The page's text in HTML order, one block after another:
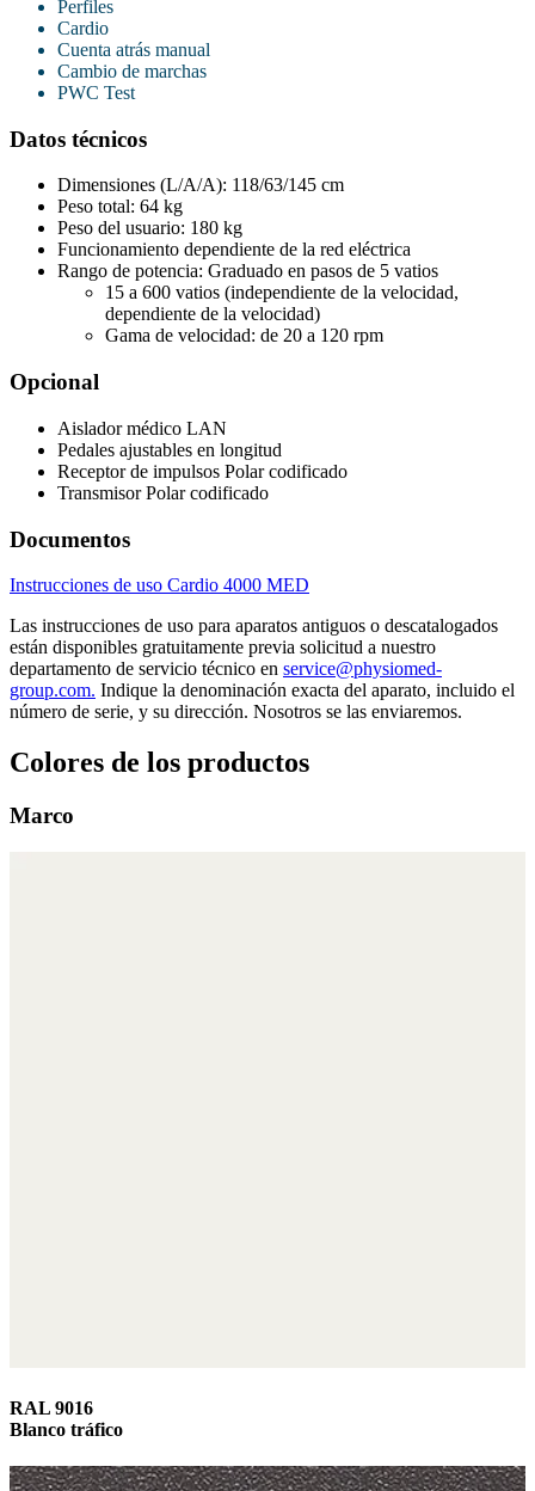
Perfiles
Cardio
Cuenta atrás manual
Cambio de marchas
PWC Test
Datos técnicos
Dimensiones (L/A/A): 118/63/145 cm
Peso total: 64 kg
Peso del usuario: 180 kg
Funcionamiento dependiente de la red eléctrica
Rango de potencia: Graduado en pasos de 5 vatios
15 a 600 vatios (independiente de la velocidad,
dependiente de la velocidad)
Gama de velocidad: de 20 a 120 rpm
Opcional
Aislador médico LAN
Pedales ajustables en longitud
Receptor de impulsos Polar codificado
Transmisor Polar codificado
Documentos
Instrucciones de uso Cardio 4000 MED
Las instrucciones de uso para aparatos antiguos o descatalogados
están disponibles gratuitamente previa solicitud a nuestro
departamento de servicio técnico en service@physiomed-
group.com. Indique la denominación exacta del aparato, incluido el
número de serie, y su dirección. Nosotros se las enviaremos.
Colores de los productos
Marco
RAL 9016
Blanco tráfico